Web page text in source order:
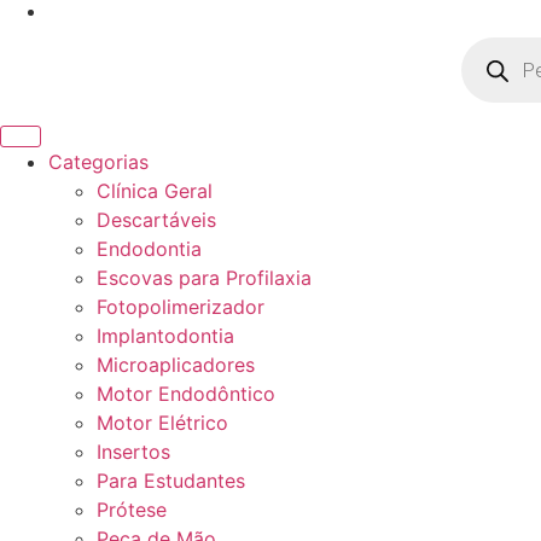
Categorias
Clínica Geral
Descartáveis
Endodontia
Escovas para Profilaxia
Fotopolimerizador
Implantodontia
Microaplicadores
Motor Endodôntico
Motor Elétrico
Insertos
Para Estudantes
Prótese